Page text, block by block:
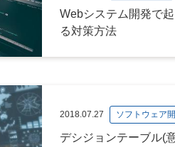
Webシステム開発で
る対策方法
2018.07.27 ソフトウェア
デシジョンテーブル(